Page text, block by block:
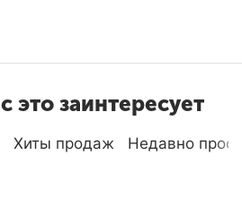
это заинтересует
Хиты продаж Недавно